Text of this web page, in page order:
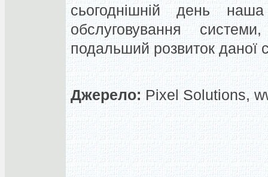
сьогоднішній день
обслуговування
подальший розвиток даної
Джерело: Pixel Solutions,